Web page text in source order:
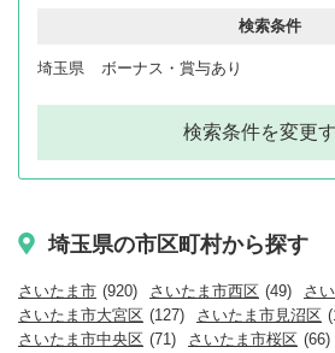
検索条件
埼玉県 ボーナス・賞与あり
検索条件を変更
埼玉県の市区町村から探す
さいたま市 (920) さいたま市西区 (49) さ
さいたま市大宮区 (127) さいたま市見沼区
さいたま市中央区 (71) さいたま市桜区 (66)